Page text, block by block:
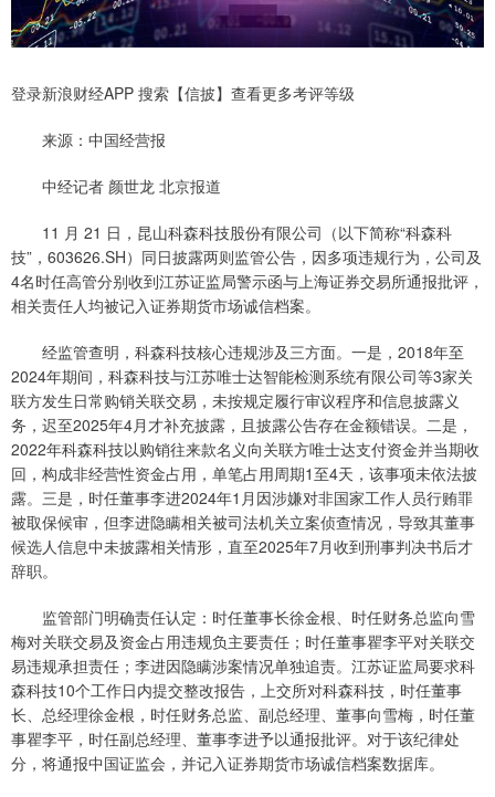
登录新浪财经APP 搜索【信披】查看更多考评等级
来源：中国经营报
中经记者 颜世龙 北京报道
11 月 21 日，昆山科森科技股份有限公司（以下简称“科森科
技”，603626.SH）同日披露两则监管公告，因多项违规行为，公司及
4名时任高管分别收到江苏证监局警示函与上海证券交易所通报批评，
相关责任人均被记入证券期货市场诚信档案。
经监管查明，科森科技核心违规涉及三方面。一是，2018年至
2024年期间，科森科技与江苏唯士达智能检测系统有限公司等3家关
联方发生日常购销关联交易，未按规定履行审议程序和信息披露义
务，迟至2025年4月才补充披露，且披露公告存在金额错误。二是，
2022年科森科技以购销往来款名义向关联方唯士达支付资金并当期收
回，构成非经营性资金占用，单笔占用周期1至4天，该事项未依法披
露。三是，时任董事李进2024年1月因涉嫌对非国家工作人员行贿罪
被取保候审，但李进隐瞒相关被司法机关立案侦查情况，导致其董事
候选人信息中未披露相关情形，直至2025年7月收到刑事判决书后才
辞职。
监管部门明确责任认定：时任董事长徐金根、时任财务总监向雪
梅对关联交易及资金占用违规负主要责任；时任董事瞿李平对关联交
易违规承担责任；李进因隐瞒涉案情况单独追责。江苏证监局要求科
森科技10个工作日内提交整改报告，上交所对科森科技，时任董事
长、总经理徐金根，时任财务总监、副总经理、董事向雪梅，时任董
事瞿李平，时任副总经理、董事李进予以通报批评。对于该纪律处
分，将通报中国证监会，并记入证券期货市场诚信档案数据库。